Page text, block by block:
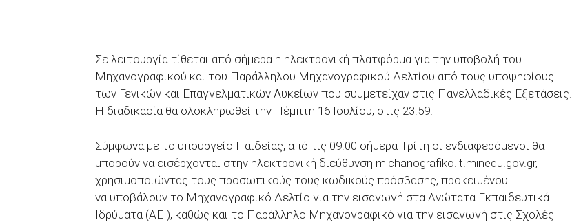
Σε λειτουργία τίθεται από σήμερα η ηλεκτρονική πλατφόρμα για την υποβολή του
Μηχανογραφικού και του Παράλληλου Μηχανογραφικού Δελτίου από τους υποψηφίους
των Γενικών και Επαγγελματικών Λυκείων που συμμετείχαν στις Πανελλαδικές Εξετάσεις.
Η διαδικασία θα ολοκληρωθεί την Πέμπτη 16 Ιουλίου, στις 23:59.
Σύμφωνα με το υπουργείο Παιδείας, από τις 09:00 σήμερα Τρίτη οι ενδιαφερόμενοι θα
μπορούν να εισέρχονται στην ηλεκτρονική διεύθυνση michanografiko.it.minedu.gov.gr,
χρησιμοποιώντας τους προσωπικούς τους κωδικούς πρόσβασης, προκειμένου
να υποβάλουν το Μηχανογραφικό Δελτίο για την εισαγωγή στα Ανώτατα Εκπαιδευτικά
Ιδρύματα (ΑΕΙ), καθώς και το Παράλληλο Μηχανογραφικό για την εισαγωγή στις Σχολές